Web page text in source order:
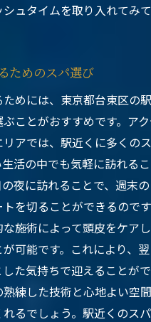
ュタイムを取り入れてみ
ためのスパ選び
めには、東京都台東区の
ことがおすすめです。ア
アでは、駅近くに多くの
活の中でも気軽に訪れる
夜に訪れることで、週末
を切ることができるので
施術によって頭皮をケア
可能です。これにより、
た気持ちで迎えることがで
熟練した技術と心地よい空
るでしょう。駅近くのス